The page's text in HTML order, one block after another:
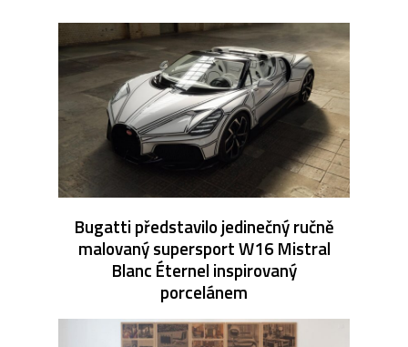
Bugatti představilo jedinečný ručně
malovaný supersport W16 Mistral
Blanc Éternel inspirovaný
porcelánem